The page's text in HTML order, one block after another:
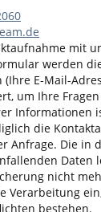
mit
werden
E-Mail-
um Ihre
Informationen
die
Anfrage. Die in
Daten
nicht
Verarbeitung
bestehen.